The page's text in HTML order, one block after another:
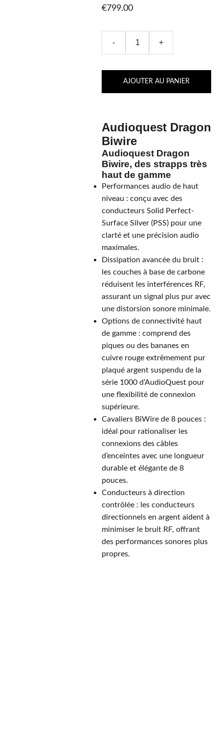
€799.00
- +
AJOUTER AU PANIER
Audioquest Dragon
Biwire
Audioquest Dragon
Biwire, des strapps très
haut de gamme
Performances audio de haut
niveau : conçu avec des
conducteurs Solid Perfect-
Surface Silver (PSS) pour une
clarté et une précision audio
maximales.
Dissipation avancée du bruit :
les couches à base de carbone
réduisent les interférences RF,
assurant un signal plus pur avec
une distorsion sonore minimale.
Options de connectivité haut
de gamme : comprend des
piques ou des bananes en
cuivre rouge extrêmement pur
plaqué argent suspendu de la
série 1000 d’AudioQuest pour
une flexibilité de connexion
supérieure.
Cavaliers BiWire de 8 pouces :
idéal pour rationaliser les
connexions des câbles
d’enceintes avec une longueur
durable et élégante de 8
pouces.
Conducteurs à direction
contrôlée : les conducteurs
directionnels en argent aident à
minimiser le bruit RF, offrant
des performances sonores plus
propres.